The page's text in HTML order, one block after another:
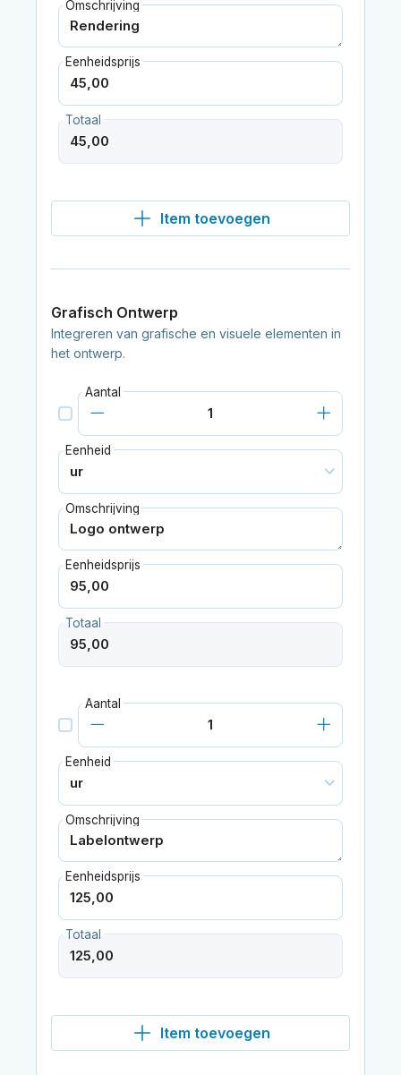
Omschrijving
Eenheidsprijs
Totaal
Item toevoegen
Grafisch Ontwerp
Integreren van grafische en visuele elementen in
het ontwerp.
Aantal
Eenheid
Omschrijving
Eenheidsprijs
Totaal
Aantal
Eenheid
Omschrijving
Eenheidsprijs
Totaal
Item toevoegen